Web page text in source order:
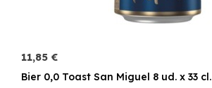
11,85 €
Bier 0,0 Toast San Miguel 8 ud. x 33 cl.